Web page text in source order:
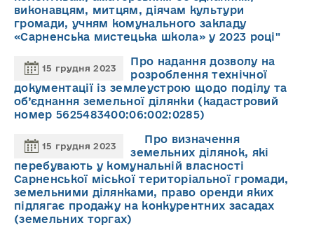
виконавцям, митцям, діячам культури
громади, учням комунального закладу
«Сарненська мистецька школа» у 2023 році"
15 грудня 2023
Про надання дозволу на
розроблення технічної
документації із землеустрою щодо поділу та
об’єднання земельної ділянки (кадастровий
номер 5625483400:06:002:0285)
15 грудня 2023
Про визначення
земельних ділянок, які
перебувають у комунальній власності
Сарненської міської територіальної громади,
земельними ділянками, право оренди яких
підлягає продажу на конкурентних засадах
(земельних торгах)